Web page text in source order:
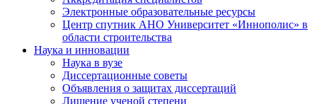
Электронные образовательные ресурсы
Центр спутник АНО Университет «Иннополис» в
области строительства
Наука и инновации
Наука в вузе
Диссертационные советы
Объявления о защитах диссертаций
Лишение ученой степени